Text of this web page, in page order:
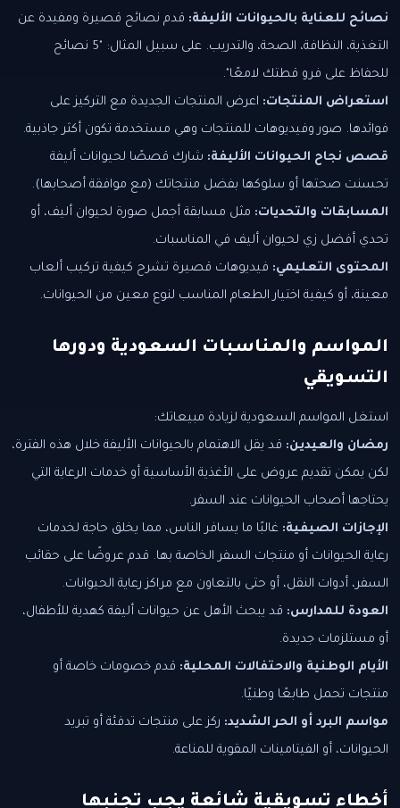
نصائح للعناية بالحيوانات الأليفة: قدم نصائح قصيرة ومفيدة عن
التغذية، النظافة، الصحة، والتدريب. على سبيل المثال: "5 نصائح
للحفاظ على فرو قطتك لامعًا".
استعراض المنتجات: اعرض المنتجات الجديدة مع التركيز على
فوائدها. صور وفيديوهات للمنتجات وهي مستخدمة تكون أكثر جاذبية.
قصص نجاح الحيوانات الأليفة: شارك قصصًا لحيوانات أليفة
تحسنت صحتها أو سلوكها بفضل منتجاتك (مع موافقة أصحابها).
المسابقات والتحديات: مثل مسابقة أجمل صورة لحيوان أليف، أو
تحدي أفضل زي لحيوان أليف في المناسبات.
المحتوى التعليمي: فيديوهات قصيرة تشرح كيفية تركيب ألعاب
معينة، أو كيفية اختيار الطعام المناسب لنوع معين من الحيوانات.
المواسم والمناسبات السعودية ودورها
التسويقي
استغل المواسم السعودية لزيادة مبيعاتك:
رمضان والعيدين: قد يقل الاهتمام بالحيوانات الأليفة خلال هذه الفترة،
لكن يمكن تقديم عروض على الأغذية الأساسية أو خدمات الرعاية التي
يحتاجها أصحاب الحيوانات عند السفر.
الإجازات الصيفية: غالبًا ما يسافر الناس، مما يخلق حاجة لخدمات
رعاية الحيوانات أو منتجات السفر الخاصة بها. قدم عروضًا على حقائب
السفر، أدوات النقل، أو حتى بالتعاون مع مراكز رعاية الحيوانات.
العودة للمدارس: قد يبحث الأهل عن حيوانات أليفة كهدية للأطفال،
أو مستلزمات جديدة.
الأيام الوطنية والاحتفالات المحلية: قدم خصومات خاصة أو
منتجات تحمل طابعًا وطنيًا.
مواسم البرد أو الحر الشديد: ركز على منتجات تدفئة أو تبريد
الحيوانات، أو الفيتامينات المقوية للمناعة.
أخطاء تسويقية شائعة يجب تجنبها